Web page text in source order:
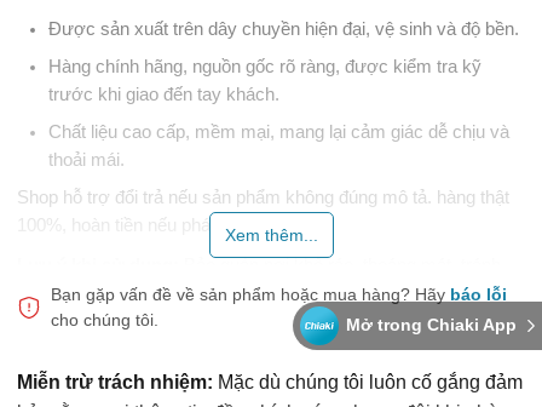
Mở trong Chiaki App
Được sản xuất trên dây chuyền hiện đại, vệ sinh và độ bền.
Hàng chính hãng, nguồn gốc rõ ràng, được kiểm tra kỹ
trước khi giao đến tay khách.
Chất liệu cao cấp, mềm mại, mang lại cảm giác dễ chịu và
thoải mái.
Shop hỗ trợ đổi trả nếu sản phẩm không đúng mô tả. hàng thật
100%, hoàn tiền nếu phát hiện hàng giả.
ánh nắng trực tiếp. Bảo quản nơi khô ráo, thoáng mát, tránh ánh
nắng trực tiếp.
Xem thêm...
Bạn gặp vấn đề về sản phẩm hoặc mua hàng? Hãy báo lỗi
cho chúng tôi.
Miễn trừ trách nhiệm: Mặc dù chúng tôi luôn cố gắng đảm